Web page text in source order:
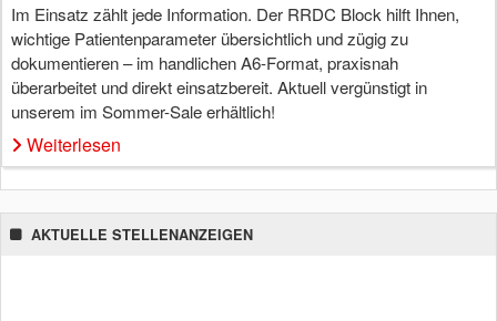
Im Einsatz zählt jede Information. Der RRDC Block hilft Ihnen,
wichtige Patientenparameter übersichtlich und zügig zu
dokumentieren – im handlichen A6-Format, praxisnah
überarbeitet und direkt einsatzbereit. Aktuell vergünstigt in
unserem im Sommer-Sale erhältlich!
Weiterlesen
AKTUELLE STELLENANZEIGEN